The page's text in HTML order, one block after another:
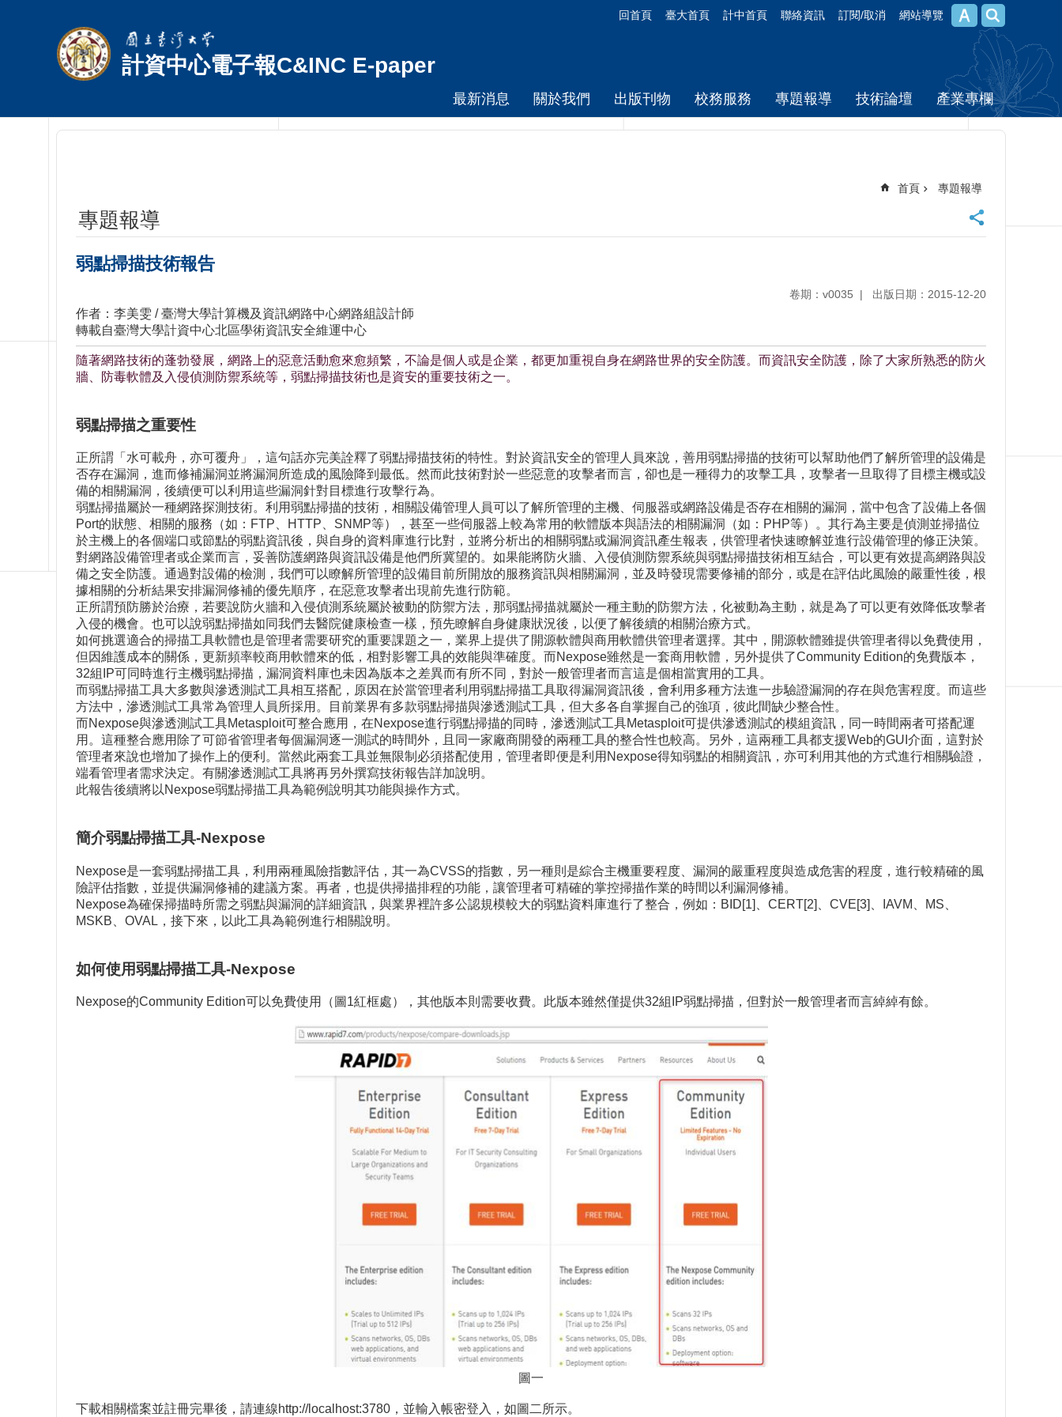
回首頁 臺大首頁 計中首頁 聯絡資訊 訂閱/取消 網站導覽
計資中心電子報C&INC E-paper
最新消息 關於我們 出版刊物 校務服務 專題報導 技術論壇 產業專欄
首頁 專題報導
專題報導
弱點掃描技術報告
卷期：v0035 出版日期：2015-12-20
作者：李美雯 / 臺灣大學計算機及資訊網路中心網路組設計師
轉載自臺灣大學計資中心北區學術資訊安全維運中心
隨著網路技術的蓬勃發展，網路上的惡意活動愈來愈頻繁，不論是個人或是企業，都更加重視自身在網路世界的安全防護。而資訊安全防護，除了大家所熟悉的防火
牆、防毒軟體及入侵偵測防禦系統等，弱點掃描技術也是資安的重要技術之一。
弱點掃描之重要性
正所謂「水可載舟，亦可覆舟」，這句話亦完美詮釋了弱點掃描技術的特性。對於資訊安全的管理人員來說，善用弱點掃描的技術可以幫助他們了解所管理的設備是
否存在漏洞，進而修補漏洞並將漏洞所造成的風險降到最低。然而此技術對於一些惡意的攻擊者而言，卻也是一種得力的攻擊工具，攻擊者一旦取得了目標主機或設
備的相關漏洞，後續便可以利用這些漏洞針對目標進行攻擊行為。
弱點掃描屬於一種網路探測技術。利用弱點掃描的技術，相關設備管理人員可以了解所管理的主機、伺服器或網路設備是否存在相關的漏洞，當中包含了設備上各個
Port的狀態、相關的服務（如：FTP、HTTP、SNMP等），甚至一些伺服器上較為常用的軟體版本與語法的相關漏洞（如：PHP等）。其行為主要是偵測並掃描位
於主機上的各個端口或節點的弱點資訊後，與自身的資料庫進行比對，並將分析出的相關弱點或漏洞資訊產生報表，供管理者快速瞭解並進行設備管理的修正決策。
對網路設備管理者或企業而言，妥善防護網路與資訊設備是他們所冀望的。如果能將防火牆、入侵偵測防禦系統與弱點掃描技術相互結合，可以更有效提高網路與設
備之安全防護。通過對設備的檢測，我們可以瞭解所管理的設備目前所開放的服務資訊與相關漏洞，並及時發現需要修補的部分，或是在評估此風險的嚴重性後，根
據相關的分析結果安排漏洞修補的優先順序，在惡意攻擊者出現前先進行防範。
正所謂預防勝於治療，若要說防火牆和入侵偵測系統屬於被動的防禦方法，那弱點掃描就屬於一種主動的防禦方法，化被動為主動，就是為了可以更有效降低攻擊者
入侵的機會。也可以說弱點掃描如同我們去醫院健康檢查一樣，預先瞭解自身健康狀況後，以便了解後續的相關治療方式。
如何挑選適合的掃描工具軟體也是管理者需要研究的重要課題之一，業界上提供了開源軟體與商用軟體供管理者選擇。其中，開源軟體雖提供管理者得以免費使用，
但因維護成本的關係，更新頻率較商用軟體來的低，相對影響工具的效能與準確度。而Nexpose雖然是一套商用軟體，另外提供了Community Edition的免費版本，
32組IP可同時進行主機弱點掃描，漏洞資料庫也未因為版本之差異而有所不同，對於一般管理者而言這是個相當實用的工具。
而弱點掃描工具大多數與滲透測試工具相互搭配，原因在於當管理者利用弱點掃描工具取得漏洞資訊後，會利用多種方法進一步驗證漏洞的存在與危害程度。而這些
方法中，滲透測試工具常為管理人員所採用。目前業界有多款弱點掃描與滲透測試工具，但大多各自掌握自己的強項，彼此間缺少整合性。
而Nexpose與滲透測試工具Metasploit可整合應用，在Nexpose進行弱點掃描的同時，滲透測試工具Metasploit可提供滲透測試的模組資訊，同一時間兩者可搭配運
用。這種整合應用除了可節省管理者每個漏洞逐一測試的時間外，且同一家廠商開發的兩種工具的整合性也較高。另外，這兩種工具都支援Web的GUI介面，這對於
管理者來說也增加了操作上的便利。當然此兩套工具並無限制必須搭配使用，管理者即便是利用Nexpose得知弱點的相關資訊，亦可利用其他的方式進行相關驗證，
端看管理者需求決定。有關滲透測試工具將再另外撰寫技術報告詳加說明。
此報告後續將以Nexpose弱點掃描工具為範例說明其功能與操作方式。
簡介弱點掃描工具-Nexpose
Nexpose是一套弱點掃描工具，利用兩種風險指數評估，其一為CVSS的指數，另一種則是綜合主機重要程度、漏洞的嚴重程度與造成危害的程度，進行較精確的風
險評估指數，並提供漏洞修補的建議方案。再者，也提供掃描排程的功能，讓管理者可精確的掌控掃描作業的時間以利漏洞修補。
Nexpose為確保掃描時所需之弱點與漏洞的詳細資訊，與業界裡許多公認規模較大的弱點資料庫進行了整合，例如：BID[1]、CERT[2]、CVE[3]、IAVM、MS、
MSKB、OVAL，接下來，以此工具為範例進行相關說明。
如何使用弱點掃描工具-Nexpose
Nexpose的Community Edition可以免費使用（圖1紅框處），其他版本則需要收費。此版本雖然僅提供32組IP弱點掃描，但對於一般管理者而言綽綽有餘。
圖一
下載相關檔案並註冊完畢後，請連線http://localhost:3780，並輸入帳密登入，如圖二所示。